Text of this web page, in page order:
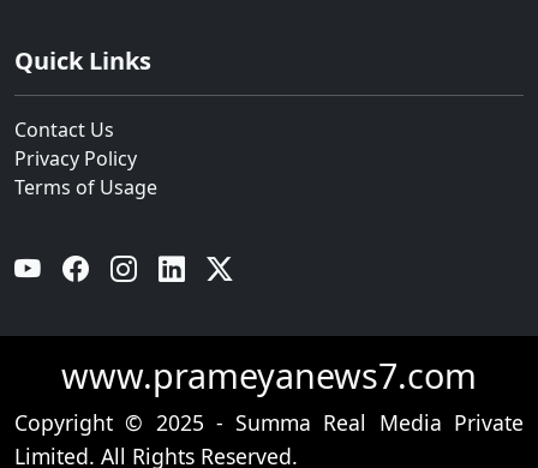
Quick Links
Contact Us
Privacy Policy
Terms of Usage
YouTube Facebook Instagram Linkedin
www.prameyanews7.com
Copyright © 2025 - Summa Real Media Private
Limited. All Rights Reserved.